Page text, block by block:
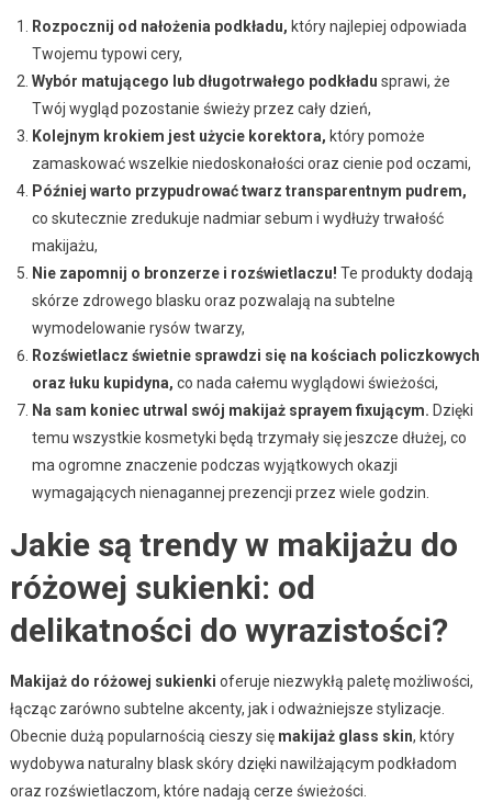
Rozpocznij od nałożenia podkładu, który najlepiej odpowiada
Twojemu typowi cery,
Wybór matującego lub długotrwałego podkładu sprawi, że
Twój wygląd pozostanie świeży przez cały dzień,
Kolejnym krokiem jest użycie korektora, który pomoże
zamaskować wszelkie niedoskonałości oraz cienie pod oczami,
Później warto przypudrować twarz transparentnym pudrem,
co skutecznie zredukuje nadmiar sebum i wydłuży trwałość
makijażu,
Nie zapomnij o bronzerze i rozświetlaczu! Te produkty dodają
skórze zdrowego blasku oraz pozwalają na subtelne
wymodelowanie rysów twarzy,
Rozświetlacz świetnie sprawdzi się na kościach policzkowych
oraz łuku kupidyna, co nada całemu wyglądowi świeżości,
Na sam koniec utrwal swój makijaż sprayem fixującym. Dzięki
temu wszystkie kosmetyki będą trzymały się jeszcze dłużej, co
ma ogromne znaczenie podczas wyjątkowych okazji
wymagających nienagannej prezencji przez wiele godzin.
Jakie są trendy w makijażu do
różowej sukienki: od
delikatności do wyrazistości?
Makijaż do różowej sukienki oferuje niezwykłą paletę możliwości,
łącząc zarówno subtelne akcenty, jak i odważniejsze stylizacje.
Obecnie dużą popularnością cieszy się makijaż glass skin, który
wydobywa naturalny blask skóry dzięki nawilżającym podkładom
oraz rozświetlaczom, które nadają cerze świeżości.